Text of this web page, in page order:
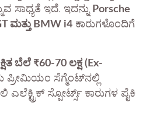
ಸಾಧ್ಯತೆ ಇದೆ. ಇದನ್ನು Porsche
ಮತ್ತು BMW i4 ಕಾರುಗಳೊಂದಿಗೆ
ಬೆಲೆ ₹60-70 ಲಕ್ಷ (Ex-
ಪ್ರೀಮಿಯಂ ಸೆಗ್ಮೆಂಟ್‌ನಲ್ಲಿ
ಎಲೆಕ್ಟ್ರಿಕ್ ಸ್ಪೋರ್ಟ್ಸ್ ಕಾರುಗಳ ಪೈಕಿ